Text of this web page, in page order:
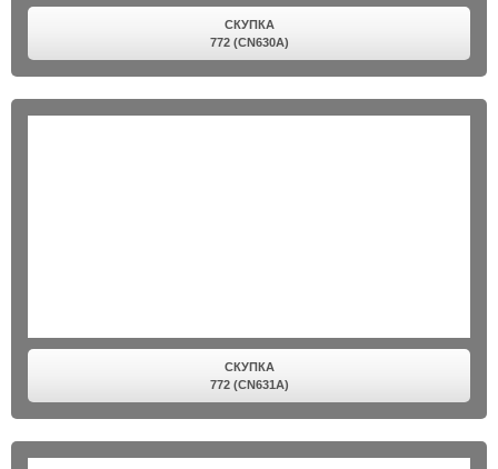
СКУПКА
772 (CN630A)
СКУПКА
772 (CN631A)